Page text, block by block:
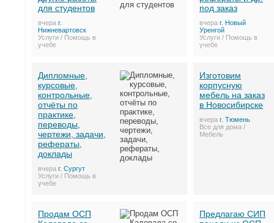
для студентов
вчера г.
Нижневартовск
Услуги / Помощь в
учебе
пoд зaкaз
вчера г. Новый
Уренгой
Услуги / Помощь в
учебе
Дипломные,
курсовые,
контрольные,
отчёты по
практике,
переводы,
чертежи, задачи,
рефераты,
доклады
вчера г. Сургут
Услуги / Помощь в
учебе
Изготовим
корпусную
мебель на заказ
в Новосибирске
вчера г. Тюмень
Все для дома /
Мебель
Продам ОСП
Предлагаю СИП